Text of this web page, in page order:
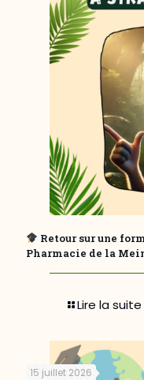
Retour sur une
Pharmacie de la
Lire la suite
15 juillet 2026